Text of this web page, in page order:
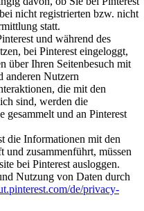
nicht registrierten bzw. nicht
statt.
und während des
bei Pinterest eingeloggt,
über Ihren Seitenbesuch mit
anderen Nutzern
die mit den
sind, werden die
gesammelt und an Pinterest
die Informationen mit den
zusammenführt, müssen
bei Pinterest ausloggen.
Nutzung von Daten durch
de/privacy-